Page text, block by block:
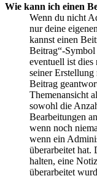
Wie kann ich einen
Wenn du nicht
nur deine
kannst einen
Beitrag“-
eventuell ist dies
seiner
Beitrag
Themenansicht
sowohl die
Bearbeitungen
wenn noch
wenn ein
überarbeitet hat.
halten, eine
überarbeitet